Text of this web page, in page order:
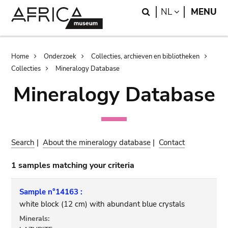
Search
NL LANGUAGE
MENU
Breadcrumb
Home Onderzoek
Collecties, archieven en bibliotheken
Collecties
Mineralogy Database
Mineralogy Database
Search |About the mineralogy database | Contact
1 samples matching your criteria
Sample n°14163 :
white block (12 cm) with abundant blue crystals
Minerals: